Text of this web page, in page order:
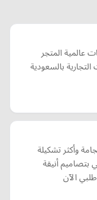
عالمية المتجر
بالسعودية
وأكثر تشكيلة
بتصاميم أنيقة
الآن